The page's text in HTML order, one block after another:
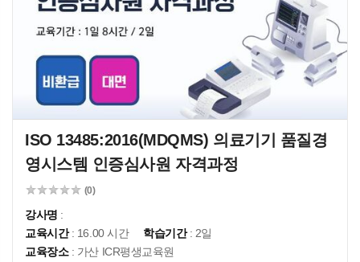
ISO 13485:2016(MDQMS) 의료기기 품질경
영시스템 인증심사원 자격과정
(0)
강사명 :
교육시간: 16.00 시간 학습기간: 2일
교육장소: 가산 ICR평생교육원